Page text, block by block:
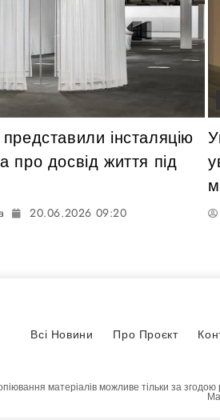
інсталяцію
про досвід життя під
20.06.2026 09:20
Всі Новини Про Проєкт
матеріалів можливе тільки за